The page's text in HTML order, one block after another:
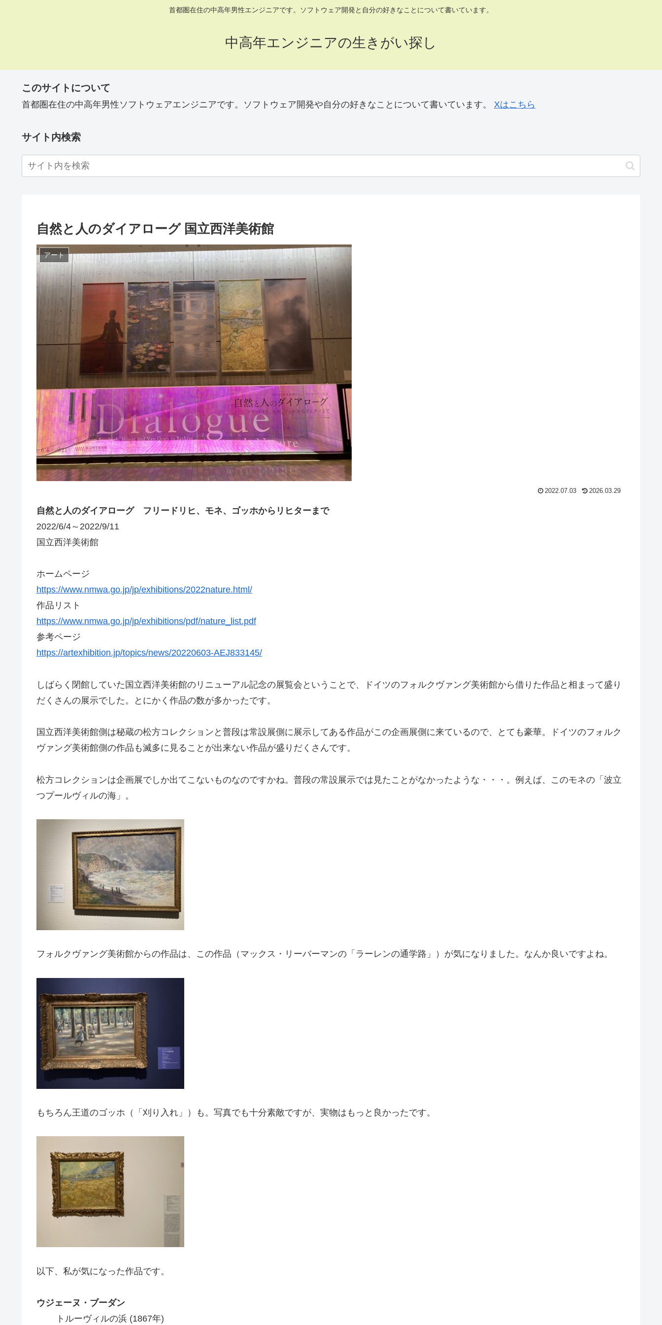
首都圏在住の中高年男性エンジニアです。ソフトウェア開発と自分の好きなことについて書いています。
中高年エンジニアの生きがい探し
このサイトについて
首都圏在住の中高年男性ソフトウェアエンジニアです。ソフトウェア開発や自分の好きなことについて書いています。 Xはこちら
サイト内検索
自然と人のダイアローグ 国立西洋美術館
アート
2022.07.03 2026.03.29
自然と人のダイアローグ フリードリヒ、モネ、ゴッホからリヒターまで
2022/6/4～2022/9/11
国立西洋美術館
ホームページ
https://www.nmwa.go.jp/jp/exhibitions/2022nature.html/
作品リスト
https://www.nmwa.go.jp/jp/exhibitions/pdf/nature_list.pdf
参考ページ
https://artexhibition.jp/topics/news/20220603-AEJ833145/
しばらく閉館していた国立西洋美術館のリニューアル記念の展覧会ということで、ドイツのフォルクヴァング美術館から借りた作品と相まって盛り
だくさんの展示でした。とにかく作品の数が多かったです。
国立西洋美術館側は秘蔵の松方コレクションと普段は常設展側に展示してある作品がこの企画展側に来ているので、とても豪華。ドイツのフォルク
ヴァング美術館側の作品も滅多に見ることが出来ない作品が盛りだくさんです。
松方コレクションは企画展でしか出てこないものなのですかね。普段の常設展示では見たことがなかったような・・・。例えば、このモネの「波立
つプールヴィルの海」。
フォルクヴァング美術館からの作品は、この作品（マックス・リーバーマンの「ラーレンの通学路」）が気になりました。なんか良いですよね。
もちろん王道のゴッホ（「刈り入れ」）も。写真でも十分素敵ですが、実物はもっと良かったです。
以下、私が気になった作品です。
ウジェーヌ・ブーダン
トルーヴィルの浜 (1867年)